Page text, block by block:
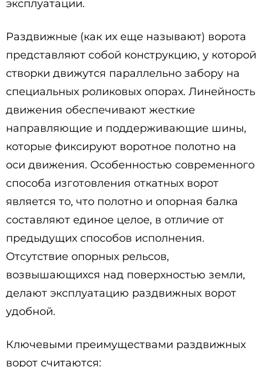
эксплуатации.
Раздвижные (как их еще называют) ворота
представляют собой конструкцию, у которой
створки движутся параллельно забору на
специальных роликовых опорах. Линейность
движения обеспечивают жесткие
направляющие и поддерживающие шины,
которые фиксируют воротное полотно на
оси движения. Особенностью современного
способа изготовления откатных ворот
является то, что полотно и опорная балка
составляют единое целое, в отличие от
предыдущих способов исполнения.
Отсутствие опорных рельсов,
возвышающихся над поверхностью земли,
делают эксплуатацию раздвижных ворот
удобной.
Ключевыми преимуществами раздвижных
ворот считаются: